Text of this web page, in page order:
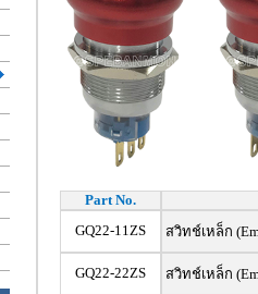
Part No.
GQ22-11ZS
สวิทช์เหล็ก
GQ22-22ZS สวิทช์เหล็ก